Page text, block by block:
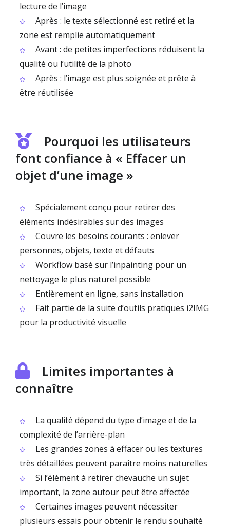
lecture de l’image
Après : le texte sélectionné est retiré et la
zone est remplie automatiquement
Avant : de petites imperfections réduisent la
qualité ou l’utilité de la photo
Après : l’image est plus soignée et prête à
être réutilisée
Pourquoi les utilisateurs
font confiance à « Effacer un
objet d’une image »
Spécialement conçu pour retirer des
éléments indésirables sur des images
Couvre les besoins courants : enlever
personnes, objets, texte et défauts
Workflow basé sur l’inpainting pour un
nettoyage le plus naturel possible
Entièrement en ligne, sans installation
Fait partie de la suite d’outils pratiques i2IMG
pour la productivité visuelle
Limites importantes à
connaître
La qualité dépend du type d’image et de la
complexité de l’arrière-plan
Les grandes zones à effacer ou les textures
très détaillées peuvent paraître moins naturelles
Si l’élément à retirer chevauche un sujet
important, la zone autour peut être affectée
Certaines images peuvent nécessiter
plusieurs essais pour obtenir le rendu souhaité